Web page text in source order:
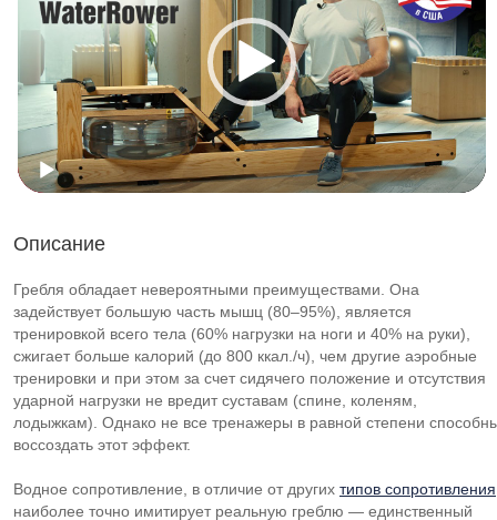
Описание
Гребля обладает невероятными преимуществами. Она
задействует большую часть мышц (80–95%), является
тренировкой всего тела (60% нагрузки на ноги и 40% на руки),
сжигает больше калорий (до 800 ккал./ч), чем другие аэробные
тренировки и при этом за счет сидячего положение и отсутствия
ударной нагрузки не вредит суставам (спине, коленям,
лодыжкам). Однако не все тренажеры в равной степени
воссоздать этот эффект.
Водное сопротивление, в отличие от других типов сопротивления
наиболее точно имитирует реальную греблю — единственный